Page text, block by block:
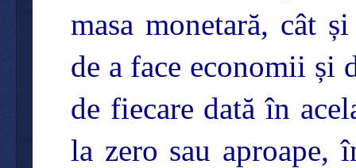
masa monetară, cât
de a face economii și
de fiecare dată în
la zero sau aproape,